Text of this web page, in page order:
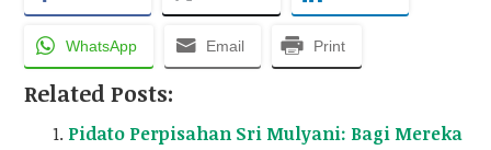
WhatsApp Email Print
Related Posts:
Pidato Perpisahan Sri Mulyani: Bagi Mereka